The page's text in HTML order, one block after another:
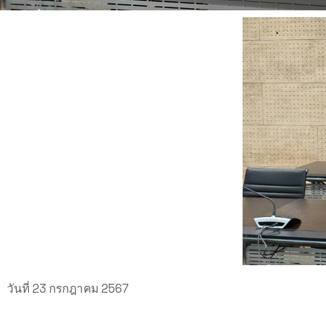
วันที่ 23 กรกฎาคม 2567